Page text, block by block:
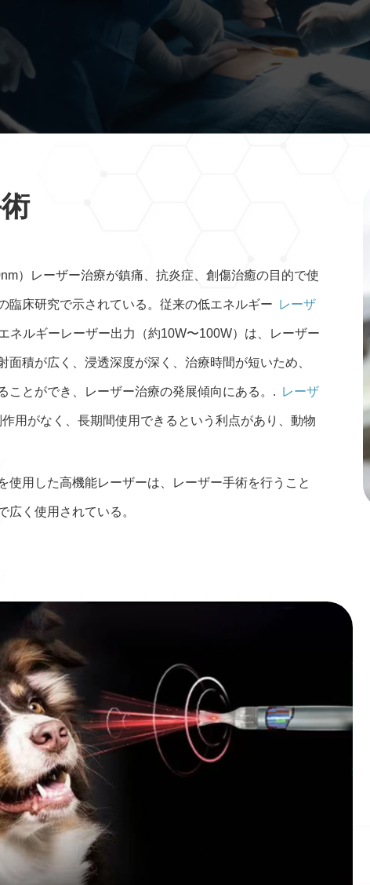
）レーザー治療が鎮痛、抗炎症、創傷治癒の目的で使
臨床研究で示されている。従来の低エネルギー レーザ
ネルギーレーザー出力（約10W〜100W）は、レーザー
面積が広く、浸透深度が深く、治療時間が短いため、
ことができ、レーザー治療の発展傾向にある。. レーザ
用がなく、長期間使用できるという利点があり、動物
使用した高機能レーザーは、レーザー手術を行うこと
広く使用されている。